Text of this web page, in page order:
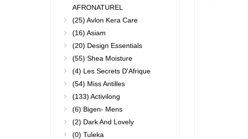
AFRONATUREL
(25) Avlon Kera Care
(16) Asiam
(20) Design Essentials
(55) Shea Moisture
(4) Les Secrets D'Afrique
(54) Miss Antilles
(133) Activilong
(6) Bigen- Mens
(2) Dark And Lovely
(0) Tuleka